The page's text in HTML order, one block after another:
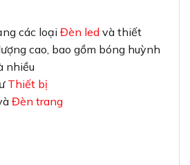
các loại Đèn led và thiết
cao, bao gồm bóng huỳnh
nhiều
Thiết bị
Đèn trang